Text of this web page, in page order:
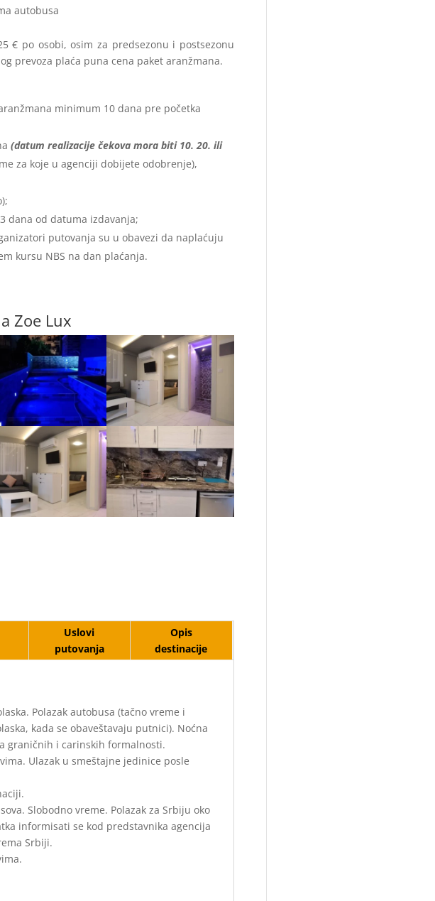
autobusa
€ po osobi, osim za predsezonu i postsezonu
prevoza plaća puna cena paket aranžmana.
minimum 10 dana pre početka
(datum realizacije čekova mora biti 10. 20. ili
za koje u agenciji dobijete odobrenje),
dana od datuma izdavanja;
putovanja su u obavezi da naplaćuju
kursu NBS na dan plaćanja.
Zoe Lux
Uslovi
putovanja
Opis
destinacije
Polazak autobusa (tačno vreme i
kada se obaveštavaju putnici). Noćna
graničnih i carinskih formalnosti.
Ulazak u smeštajne jedinice posle
Slobodno vreme. Polazak za Srbiju oko
informisati se kod predstavnika agencija
Srbiji.